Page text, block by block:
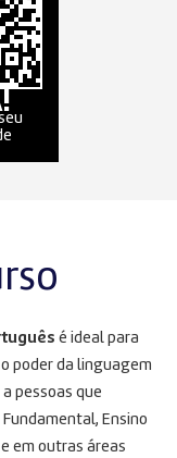
é ideal para
poder da linguagem
pessoas que
Ensino
em outras áreas